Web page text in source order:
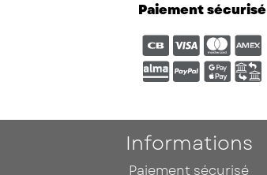
Paiement sécurisé
Informations
Paiement sécurisé